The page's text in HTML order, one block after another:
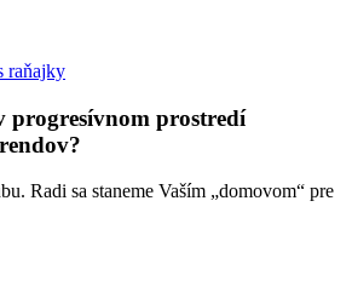
raňajky
progresívnom prostredí
Radi sa staneme Vaším „domovom“ pre